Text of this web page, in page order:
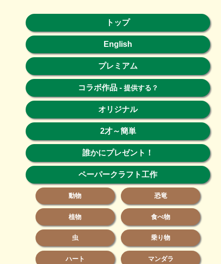
トップ
English
プレミアム
コラボ作品- 提供する？
オリジナル
2才～簡単
誰かにプレゼント！
ペーパークラフト工作
動物 恐竜
植物 食べ物
虫 乗り物
ハート マンダラ